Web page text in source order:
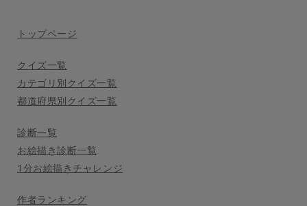
トップページ
クイズ一覧
カテゴリ別クイズ一覧
都道府県別クイズ一覧
診断一覧
お絵描き診断一覧
1分お絵描きチャレンジ
作者ランキング